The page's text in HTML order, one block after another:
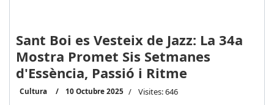
Sant Boi es Vesteix de Jazz: La 34a
Mostra Promet Sis Setmanes
d'Essència, Passió i Ritme
Cultura 10 Octubre 2025 Visites: 646